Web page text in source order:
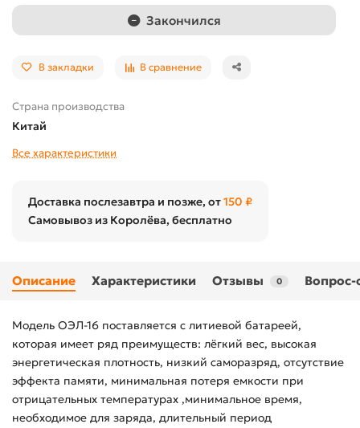
Закончился
В закладки В сравнение
Страна производства
Китай
Все характеристики
Доставка послезавтра и позже, от150 ₽
Самовывоз из Королёва, бесплатно
Описание Характеристики Отзывы 0 Вопрос-
Модель ОЭЛ-16 поставляется с литиевой батареей,
которая имеет ряд преимуществ: лёгкий вес, высокая
энергетическая плотность, низкий саморазряд, отсутствие
эффекта памяти, минимальная потеря емкости при
отрицательных температурах ,минимальное время,
необходимое для заряда, длительный период